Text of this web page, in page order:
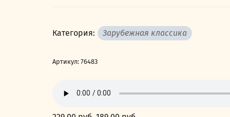
Категория: Зарубежная классика
Артикул: 76483